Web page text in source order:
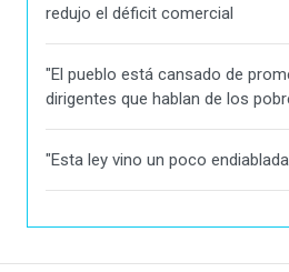
redujo el déficit comercial
"El pueblo está cansado de
dirigentes que hablan de los
"Esta ley vino un poco